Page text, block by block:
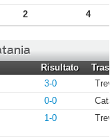
2 4
Risultato
3-0
0-0
1-0